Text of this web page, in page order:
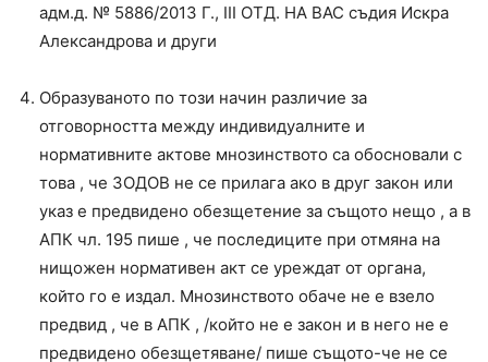
адм.д. № 5886/2013 Г., ІІІ ОТД. НА ВАС съдия Искра
Александрова и други
Образуваното по този начин различие за
отговорността между индивидуалните и
нормативните актове мнозинството са обосновали с
това , че ЗОДОВ не се прилага ако в друг закон или
указ е предвидено обезщетение за същото нещо , а в
АПК чл. 195 пише , че последиците при отмяна на
нищожен нормативен акт се уреждат от органа,
който го е издал. Мнозинството обаче не е взело
предвид , че в АПК , /който не е закон и в него не е
предвидено обезщетяване/ пише същото-че не се